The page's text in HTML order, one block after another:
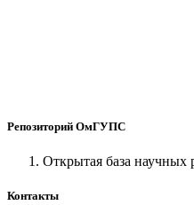
Репозиторий ОмГУПС
Открытая база
Контакты